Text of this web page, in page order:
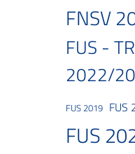
FNSV
FUS -
2022/
FUS 2019 FUS
FUS